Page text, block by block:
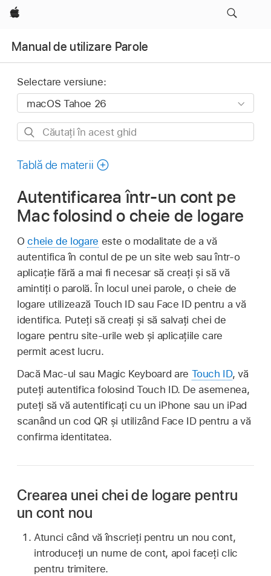
Apple
Manual de utilizare Parole
Selectare versiune:
Căutați
acest
Tablă de materii
Autentificarea într-un cont pe
Mac folosind o cheie de logare
Ocheie de logare este o modalitate de a vă
autentifica în contul de pe un site web sau într‑o
aplicație fără a mai fi necesar să creați și să vă
amintiți o parolă. În locul unei parole, o cheie de
logare utilizează Touch ID sau Face ID pentru a vă
identifica. Puteți să creați și să salvați chei de
logare pentru site‑urile web și aplicațiile care
permit acest lucru.
Dacă Mac‑ul sau Magic Keyboard are Touch ID, vă
puteți autentifica folosind Touch ID. De asemenea,
puteți să vă autentificați cu un iPhone sau un iPad
scanând un cod QR și utilizând Face ID pentru a vă
confirma identitatea.
Crearea unei chei de logare pentru
un cont nou
Atunci când vă înscrieți pentru un nou cont,
introduceți un nume de cont, apoi faceți clic
pentru trimitere.